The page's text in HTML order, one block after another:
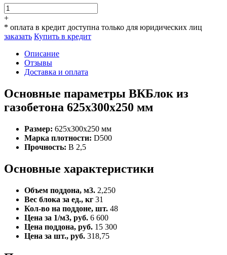
+
* оплата в кредит доступна только для юридических лиц
заказать Купить в кредит
Описание
Отзывы
Доставка и оплата
Основные параметры ВКБлок из
газобетона 625x300x250 мм
Размер: 625x300x250 мм
Марка плотности: D500
Прочность: B 2,5
Основные характеристики
Объем поддона, м3. 2,250
Вес блока за ед., кг 31
Кол-во на поддоне, шт. 48
Цена за 1/м3, руб. 6 600
Цена поддона, руб. 15 300
Цена за шт., руб. 318,75